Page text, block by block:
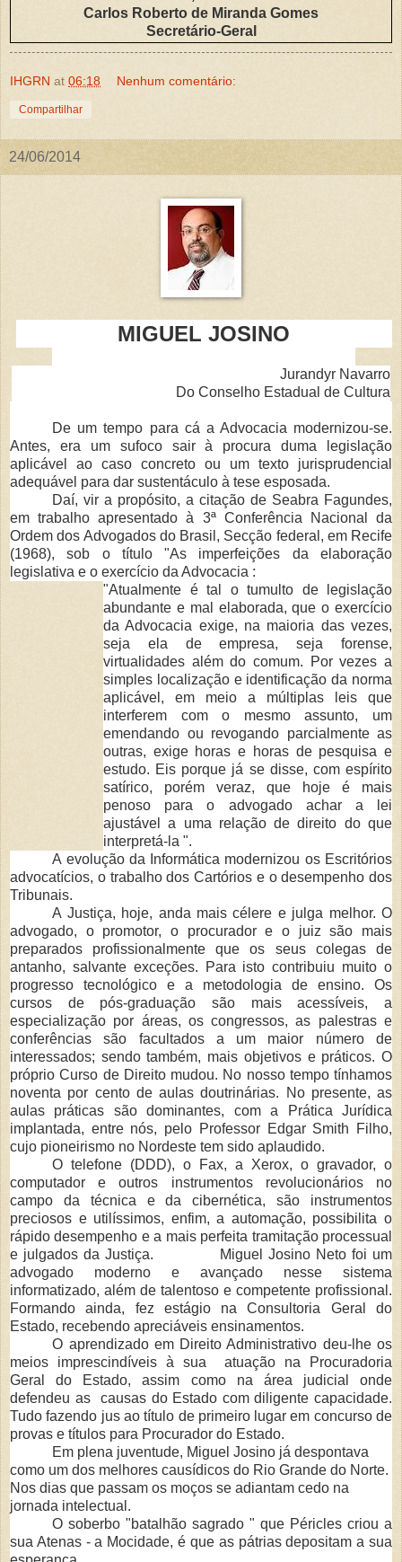
Carlos Roberto de Miranda Gomes
Secretário-Geral
IHGRN at 06:18 Nenhum comentário:
Compartilhar
24/06/2014
MIGUEL JOSINO
Jurandyr Navarro
Do Conselho Estadual de Cultura
De um tempo para cá a Advocacia modernizou-se.
Antes, era um sufoco sair à pro­cura duma legislação
aplicável ao caso concreto ou um texto jurisprudencial
adequável para dar sustentáculo à tese esposada.
Daí, vir a propósito, a citação de Seabra Fagundes,
em trabalho apresentado à 3ª Conferência Nacional da
Ordem dos Advogados do Brasil, Secção federal, em Recife
(1968), sob o título "As imperfeições da elaboração
legislativa e o exercício da Advocacia :
"Atualmente é tal o tumulto de legislação
abundante e mal elaborada, que o exercício
da Advocacia exige, na maioria das vezes,
seja ela de empresa, seja forense,
virtualidades além do comum. Por vezes a
simples localização e identificação da norma
aplicável, em meio a múltiplas leis que
interferem com o mesmo assunto, um
emendando ou revogando parcialmente as
outras, exige horas e horas de pesquisa e
estudo. Eis porque já se disse, com espírito
satírico, porém veraz, que hoje é mais
penoso para o advogado achar a lei
ajustável a uma relação de direito do que
interpretá-la ".
A evolução da Informática modernizou os Escritórios
advocatícios, o trabalho dos Cartórios e o desempenho dos
Tribunais.
A Justiça, hoje, anda mais célere e julga melhor. O
advogado, o promotor, o procu­rador e o juiz são mais
preparados profissionalmente que os seus colegas de
antanho, salvante exceções. Para isto contribuiu muito o
progresso tecnológico e a metodologia de ensino. Os
cursos de pós-graduação são mais acessíveis, a
especialização por áreas, os congressos, as palestras e
conferências são facultados a um maior número de
interessa­dos; sendo também, mais objetivos e práticos. O
próprio Curso de Direito mudou. No nosso tempo tínhamos
noventa por cento de aulas doutrinárias. No presente, as
aulas práticas são dominantes, com a Prática Jurídica
implantada, entre nós, pelo Professor Edgar Smith Filho,
cujo pioneirismo no Nordeste tem sido aplaudido.
O telefone (DDD), o Fax, a Xerox, o gravador, o
computador e outros instrumentos revolucionários no
campo da técnica e da cibernética, são instrumentos
preciosos e utilíssimos, enfim, a automação, possibilita o
rápido desempenho e a mais perfeita tramitação processual
e julgados da Justiça.
Miguel Josino Netofoi um
advogado moderno e avançado nesse sistema
informatizado, al ém de talentoso e competente profissional.
Formando ainda, fez estágio na Consultoria Geral do
Estado, recebendo apreciáveis ensinamentos.
O aprendizado em Direito Administrativo deu-lhe os
meios imprescindíveis à sua
atuação na Procuradoria
Geral do Estado, assim como na área judicial onde
defendeu as
causas do Estado com diligente capacidade.
Tudo fazendo jus ao título de primeiro lugar em concurso de
provas e títulos para Procurador do Estado.
Em plena juventude, Miguel Josino já despontava
como um dos melhores causídicos do Rio Grande do Norte.
Nos dias que passam os moços se adiantam cedo na
jornada intelectual.
O soberbo "batalhão sagrado " que Péricles criou a
sua Atenas - a Mocidade, é que as pátrias depositam a sua